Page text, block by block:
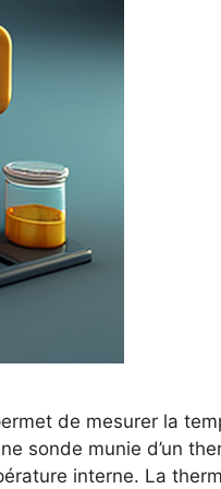
de mesurer la
sonde munie d’un
interne. La